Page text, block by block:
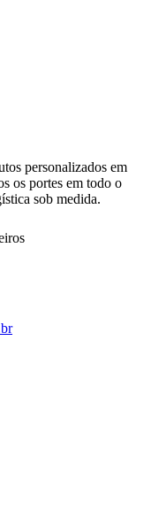
personalizados em
os portes em todo o
sob medida.